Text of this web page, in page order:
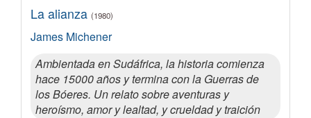
La alianza (1980)
James Michener
Ambientada en Sudáfrica, la historia comienza
hace 15000 años y termina con la Guerras de
los Bóeres. Un relato sobre aventuras y
heroísmo, amor y lealtad, y crueldad y traición